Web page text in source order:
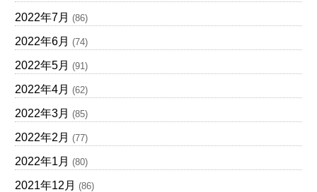
2022年7月 (86)
2022年6月 (74)
2022年5月 (91)
2022年4月 (62)
2022年3月 (85)
2022年2月 (77)
2022年1月 (80)
2021年12月 (86)